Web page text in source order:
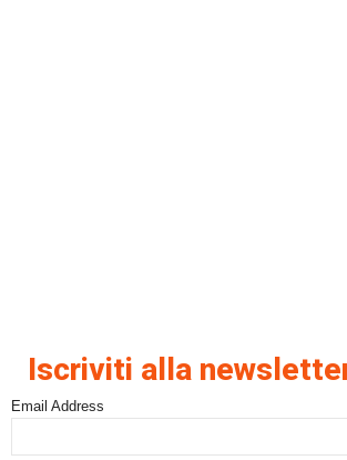
Iscriviti alla
Email Address